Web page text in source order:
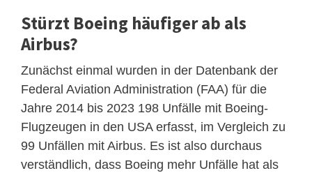
Stürzt Boeing häufiger ab als
Airbus?
Zunächst einmal wurden in der Datenbank der
Federal Aviation Administration (FAA) für die
Jahre 2014 bis 2023 198 Unfälle mit Boeing-
Flugzeugen in den USA erfasst, im Vergleich zu
99 Unfällen mit Airbus. Es ist also durchaus
verständlich, dass Boeing mehr Unfälle hat als